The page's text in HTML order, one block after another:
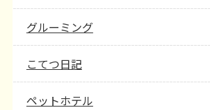
グルーミング
こてつ日記
ペットホテル